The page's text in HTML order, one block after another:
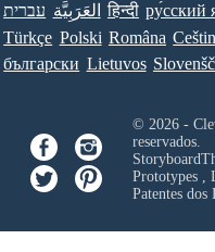
עברית العَرَبِيَّة हिन्दी ру́сский
Türkçe Polski Româna
български Lietuvos
© 2026 -
reservados.
Prototypes ,
Patentes dos